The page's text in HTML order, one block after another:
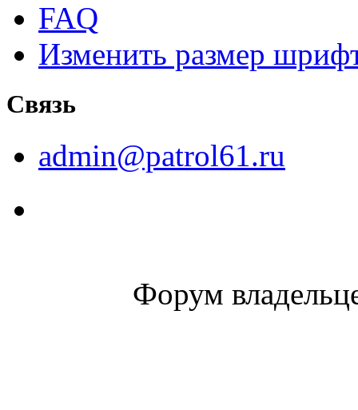
FAQ
Изменить размер
Связь
admin@patrol61.ru
Форум